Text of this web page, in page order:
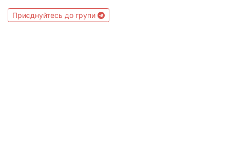
Приєднуйтесь до групи